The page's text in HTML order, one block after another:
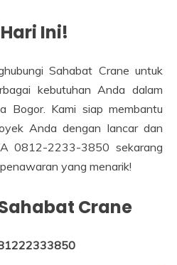
Ini!
Sahabat Crane untuk
kebutuhan Anda dalam
Bogor. Kami siap membantu
Anda dengan lancar dan
0812-2233-3850 sekarang
yang menarik!
Crane